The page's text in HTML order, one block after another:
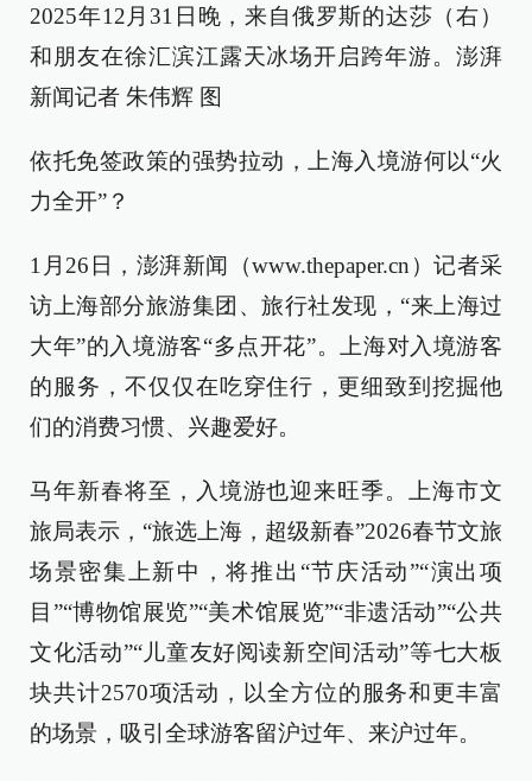
2025年12月31日晚，来自俄罗斯的达莎（右）
和朋友在徐汇滨江露天冰场开启跨年游。澎湃
新闻记者 朱伟辉 图
依托免签政策的强势拉动，上海入境游何以“火
力全开”？
1月26日，澎湃新闻（www.thepaper.cn）记者采
访上海部分旅游集团、旅行社发现，“来上海过
大年”的入境游客“多点开花”。上海对入境游客
的服务，不仅仅在吃穿住行，更细致到挖掘他
们的消费习惯、兴趣爱好。
马年新春将至，入境游也迎来旺季。上海市文
旅局表示，“旅选上海，超级新春”2026春节文旅
场景密集上新中，将推出“节庆活动”“演出项
目”“博物馆展览”“美术馆展览”“非遗活动”“公共
文化活动”“儿童友好阅读新空间活动”等七大板
块共计2570项活动，以全方位的服务和更丰富
的场景，吸引全球游客留沪过年、来沪过年。